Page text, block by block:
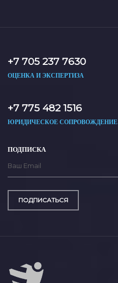
+7 705 237 7630
ОЦЕНКА И ЭКСПЕРТИЗА
+7 775 482 1516
ЮРИДИЧЕСКОЕ СОПРОВОЖДЕНИЕ
ПОДПИСКА
ПОДПИСАТЬСЯ